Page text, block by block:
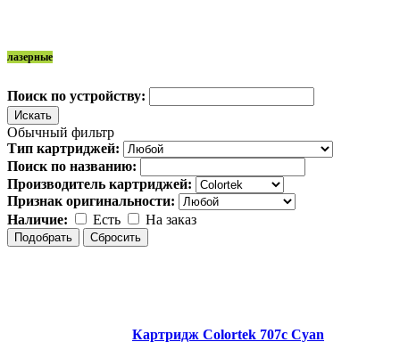
лазерные
Поиск по устройству:
Обычный фильтр
Тип картриджей:
Поиск по названию:
Производитель картриджей:
Признак оригинальности:
Наличие:
Есть На заказ
Картридж Colortek 707c Cyan